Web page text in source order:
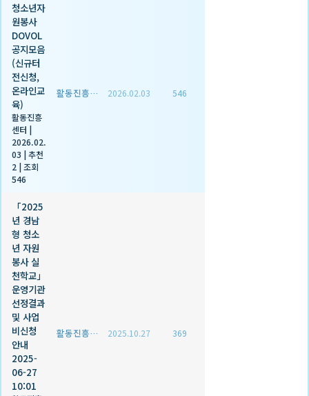
청소년자
원봉사
DOVOL
공지모음
(신규터
전신청,
온라인교
육)
활동진흥
센터
2026.02.
03
추천
2 조회
546
활동진흥센터 2026.02.03 546
「2025
년 경남
형 청소
년 자원
봉사 실
천학교」
운영기관
선정결과
및 사업
비신청
안내
2025-
06-27
10:01
활동진흥센터 2025.10.27 369